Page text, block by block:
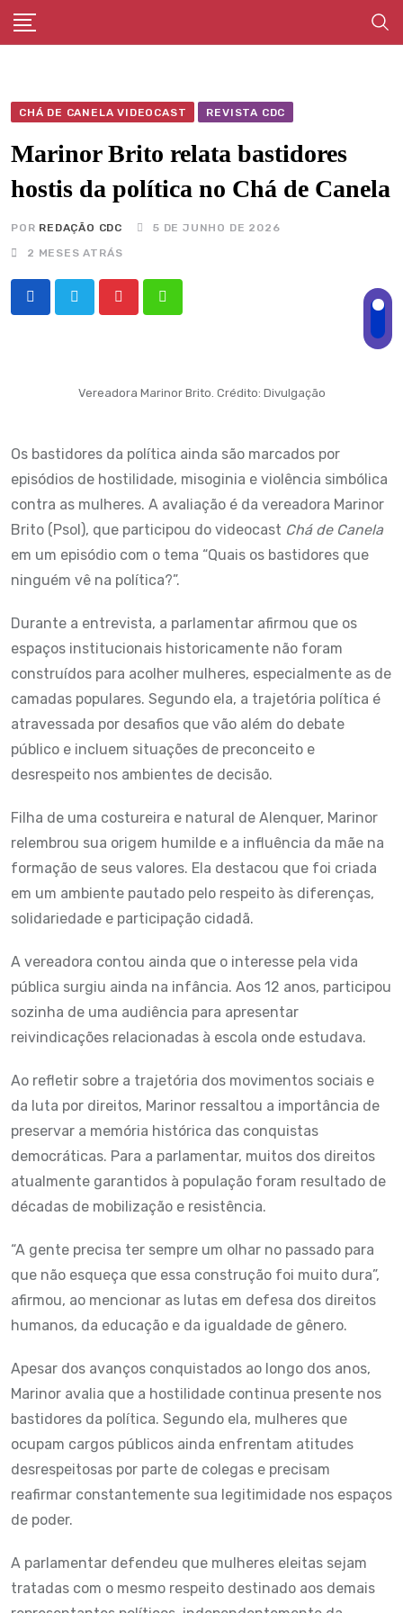
Skip
CHÁ DE CANELA VIDEOCAST REVISTA CDC
Marinor Brito relata bastidores
hostis da política no Chá de Canela
POR REDAÇÃO CDC
5 DE JUNHO DE 2026
2 MESES ATRÁS
Vereadora Marinor Brito. Crédito: Divulgação
Os bastidores da política ainda são marcados por
episódios de hostilidade, misoginia e violência simbólica
contra as mulheres. A avaliação é da vereadora Marinor
Brito (Psol), que participou do videocast Chá de Canela
em um episódio com o tema “Quais os bastidores que
ninguém vê na política?”.
Durante a entrevista, a parlamentar afirmou que os
espaços institucionais historicamente não foram
construídos para acolher mulheres, especialmente as de
camadas populares. Segundo ela, a trajetória política é
atravessada por desafios que vão além do debate
público e incluem situações de preconceito e
desrespeito nos ambientes de decisão.
Filha de uma costureira e natural de Alenquer, Marinor
relembrou sua origem humilde e a influência da mãe na
formação de seus valores. Ela destacou que foi criada
em um ambiente pautado pelo respeito às diferenças,
solidariedade e participação cidadã.
A vereadora contou ainda que o interesse pela vida
pública surgiu ainda na infância. Aos 12 anos, participou
sozinha de uma audiência para apresentar
reivindicações relacionadas à escola onde estudava.
Ao refletir sobre a trajetória dos movimentos sociais e
da luta por direitos, Marinor ressaltou a importância de
preservar a memória histórica das conquistas
democráticas. Para a parlamentar, muitos dos direitos
atualmente garantidos à população foram resultado de
décadas de mobilização e resistência.
“A gente precisa ter sempre um olhar no passado para
que não esqueça que essa construção foi muito dura”,
afirmou, ao mencionar as lutas em defesa dos direitos
humanos, da educação e da igualdade de gênero.
Apesar dos avanços conquistados ao longo dos anos,
Marinor avalia que a hostilidade continua presente nos
bastidores da política. Segundo ela, mulheres que
ocupam cargos públicos ainda enfrentam atitudes
desrespeitosas por parte de colegas e precisam
reafirmar constantemente sua legitimidade nos espaços
de poder.
A parlamentar defendeu que mulheres eleitas sejam
tratadas com o mesmo respeito destinado aos demais